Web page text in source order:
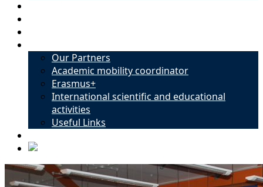
Our Partners
Academic mobility coordinator
Erasmus+
International scientific and educational
activities
Useful Links